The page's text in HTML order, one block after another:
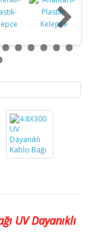
UV Dayanıklı